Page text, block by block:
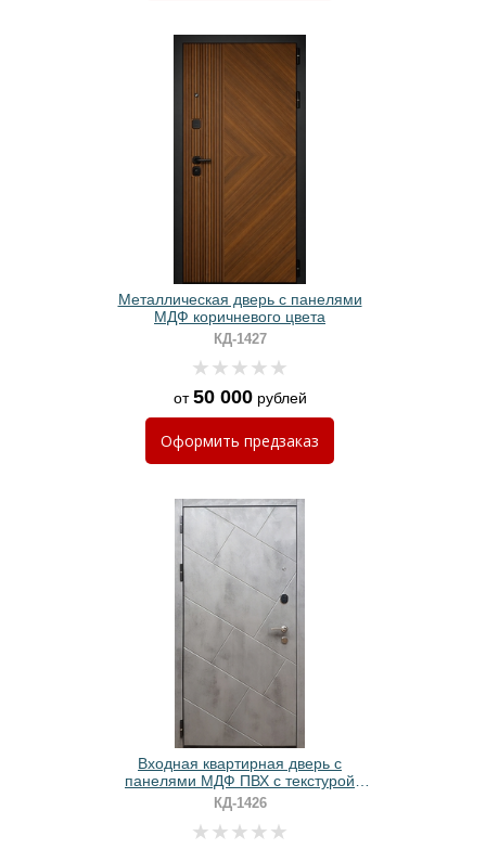
Металлическая дверь с панелями
МДФ коричневого цвета
КД-1427
от50 000рублей
Оформить предзаказ
Входная квартирная дверь с
панелями МДФ ПВХ с текстурой
бетон
КД-1426